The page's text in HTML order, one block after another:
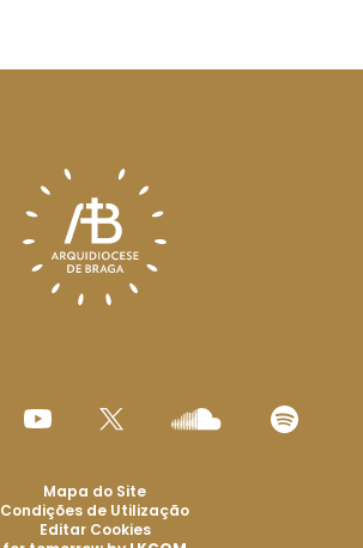
Mapa do Site
Condições de Utilização
Editar Cookies